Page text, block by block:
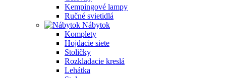
Kempingové lampy
Ručné svietidlá
Nábytok
Komplety
Hojdacie siete
Stoličky
Rozkladacie kreslá
Lehátka